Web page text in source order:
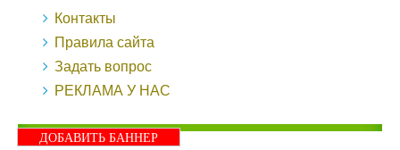
Контакты
Правила сайта
Задать вопрос
РЕКЛАМА У НАС
ДОБАВИТЬ БАННЕР